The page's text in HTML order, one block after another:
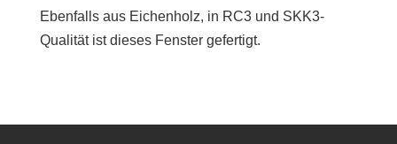
Ebenfalls aus Eichenholz, in RC3 und SKK3-
Qualität ist dieses Fenster gefertigt.